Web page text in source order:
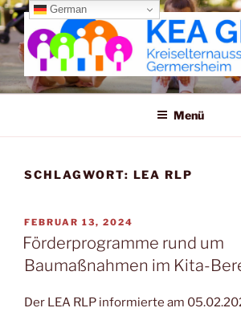
Zum
Inhalt
springen
GERMERSHEIM
Menü
SCHLAGWORT: LEA RLP
VERÖFFENTLICHT
AM
FEBRUAR 13, 2024
Förderprogramme rund um
Baumaßnahmen im Kita-
Der LEA RLP informierte am
German